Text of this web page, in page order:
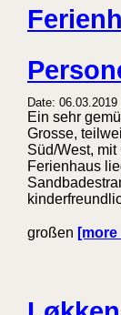
Date: 06.03.2019
Ein sehr
Grosse,
Süd/West,
Ferienhaus
großen [more